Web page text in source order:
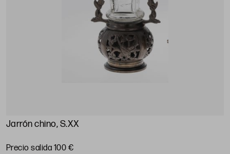
Jarrón chino, S.XX
Precio salida 100 €